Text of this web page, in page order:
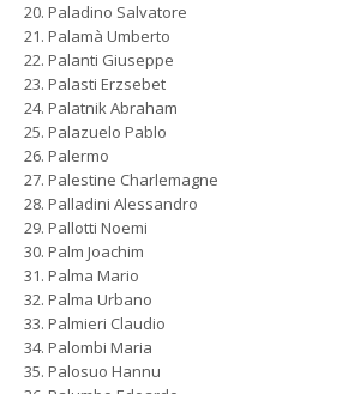
Paladino Salvatore
Palamà Umberto
Palanti Giuseppe
Palasti Erzsebet
Palatnik Abraham
Palazuelo Pablo
Palermo
Palestine Charlemagne
Palladini Alessandro
Pallotti Noemi
Palm Joachim
Palma Mario
Palma Urbano
Palmieri Claudio
Palombi Maria
Palosuo Hannu